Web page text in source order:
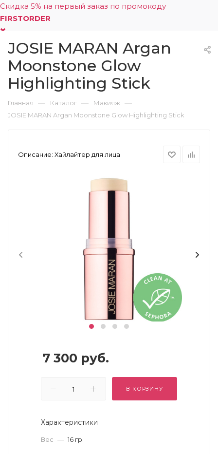
Скидка 5% на первый заказ по промокоду
FIRSTORDER
0
JOSIE MARAN Argan
Moonstone Glow
Highlighting Stick
Главная — Каталог — Макияж —
JOSIE MARAN Argan Moonstone Glow Highlighting Stick
Описание: Хайлайтер для лица
7 300 руб.
В КОРЗИНУ
Характеристики
Вес — 16 гр.